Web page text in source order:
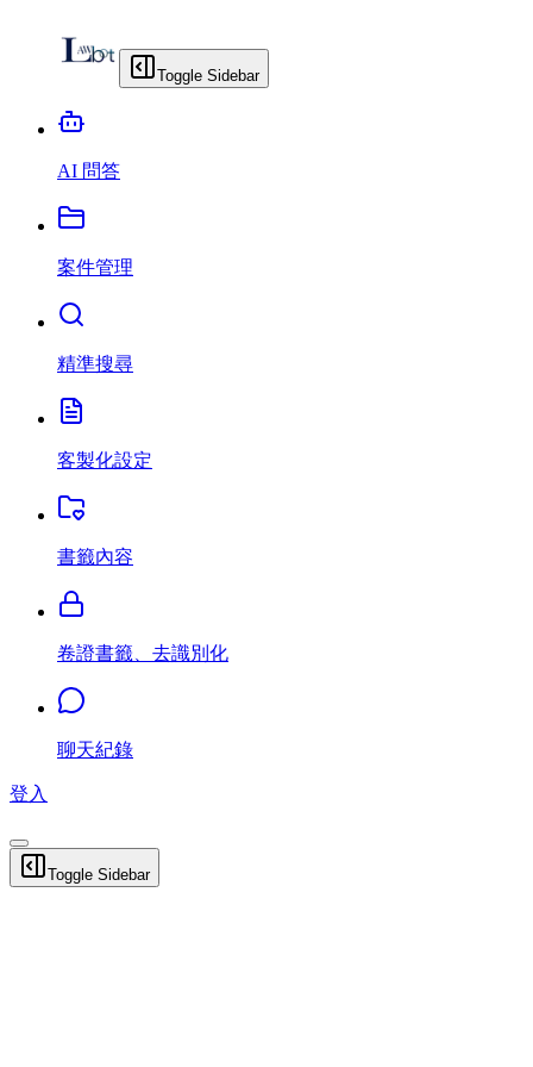
Toggle Sidebar
AI 問答
案件管理
精準搜尋
客製化設定
書籤內容
卷證書籤、去識別化
聊天紀錄
登入
Toggle Sidebar